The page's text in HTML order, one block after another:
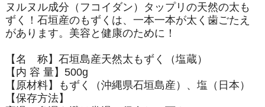
ヌルヌル成分（フコイダン）タップリの天然の太も
ずく！石垣産のもずくは、一本一本が太く歯ごたえ
があります。美容と健康のために！
【名 称】石垣島産天然太もずく（塩蔵）
【内 容 量】500g
【原材料】もずく（沖縄県石垣島産）、塩（日本）
【保存方法】